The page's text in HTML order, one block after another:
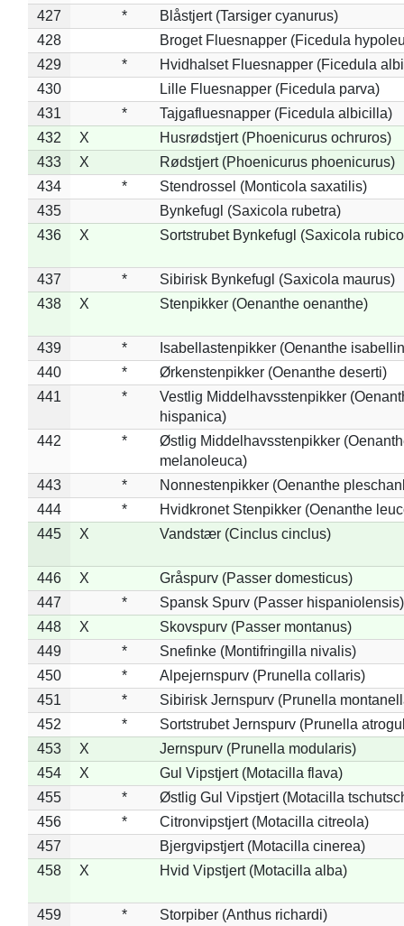
427
*
Blåstjert (Tarsiger cyanurus)
428
Broget Fluesnapper (Ficedula
429
*
Hvidhalset Fluesnapper (Ficedula
430
Lille Fluesnapper (Ficedula parva)
431
*
Tajgafluesnapper (Ficedula albicilla)
432
X
Husrødstjert (Phoenicurus ochruros)
433
X
Rødstjert (Phoenicurus phoenicurus)
434
*
Stendrossel (Monticola saxatilis)
435
Bynkefugl (Saxicola rubetra)
436
X Sortstrubet Bynkefugl (Saxicola
437 *
Sibirisk Bynkefugl (Saxicola maurus)
438
X Stenpikker (Oenanthe oenanthe)
439 *
Isabellastenpikker (Oenanthe
440
*
Ørkenstenpikker (Oenanthe deserti)
441
*
Vestlig Middelhavsstenpikker
hispanica)
442
*
Østlig Middelhavsstenpikker
melanoleuca)
443
*
Nonnestenpikker (Oenanthe
444
*
Hvidkronet Stenpikker (Oenanthe
445
X Vandstær (Cinclus cinclus)
446 X
Gråspurv (Passer domesticus)
447
*
Spansk Spurv (Passer hispaniolensis)
448
X
Skovspurv (Passer montanus)
449
*
Snefinke (Montifringilla nivalis)
450
*
Alpejernspurv (Prunella collaris)
451
*
Sibirisk Jernspurv (Prunella
452
*
Sortstrubet Jernspurv (Prunella
453
X
Jernspurv (Prunella modularis)
454
X
Gul Vipstjert (Motacilla flava)
455
*
Østlig Gul Vipstjert (Motacilla
456
*
Citronvipstjert (Motacilla citreola)
457
Bjergvipstjert (Motacilla cinerea)
458
X Hvid Vipstjert (Motacilla alba)
459 * Storpiber (Anthus richardi)